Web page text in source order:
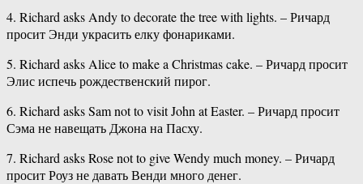
4. Richard asks Andy to decorate the tree with lights. – Ричард
просит Энди украсить елку фонариками.
5. Richard asks Alice to make a Christmas cake. – Ричард просит
Элис испечь рождественский пирог.
6. Richard asks Sam not to visit John at Easter. – Ричард просит
Сэма не навещать Джона на Пасху.
7. Richard asks Rose not to give Wendy much money. – Ричард
просит Роуз не давать Венди много денег.